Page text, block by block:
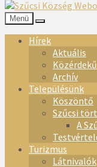
Menü
Hírek
Aktuális
Közérdekű
Archív
Településünk
Köszöntő
Szűcsi
A
Turizmus
Látnivalók